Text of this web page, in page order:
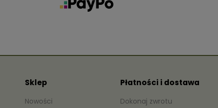
Sklep
Nowości
Płatności i dostawa
Dokonaj zwrotu